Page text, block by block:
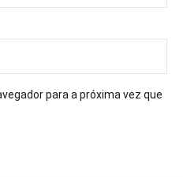
para a próxima vez que